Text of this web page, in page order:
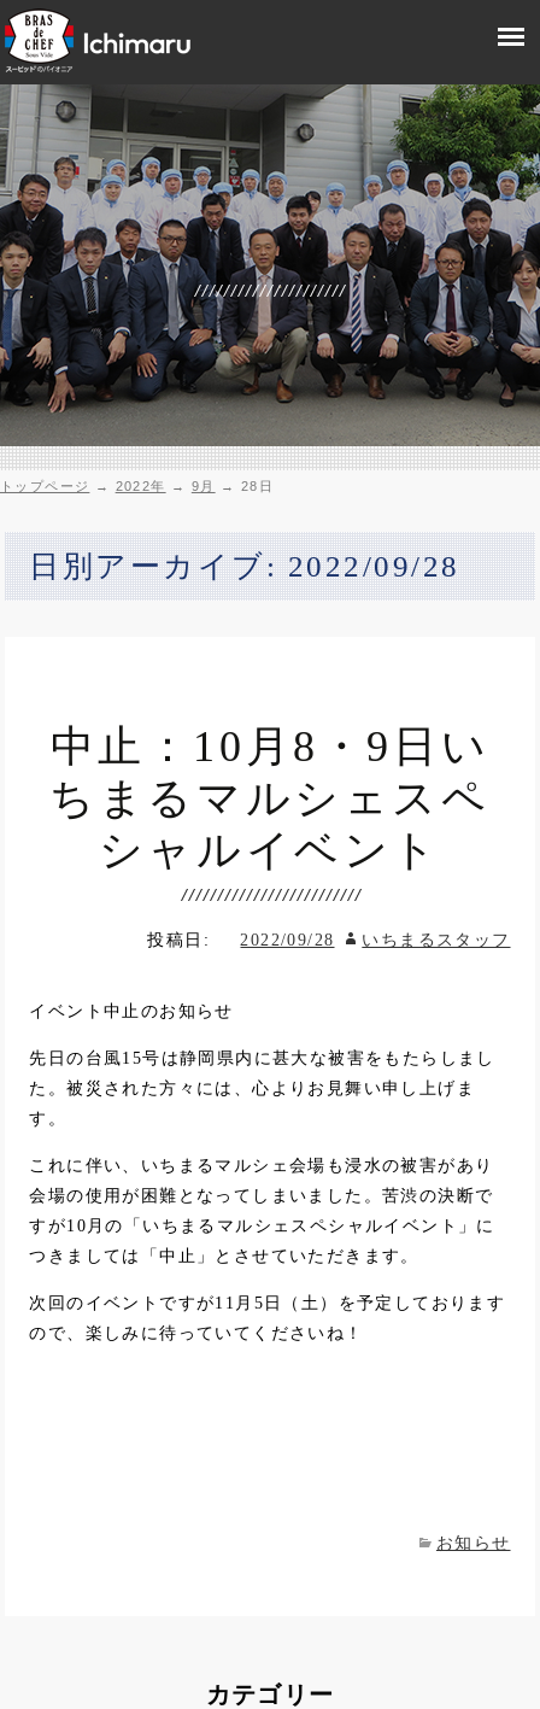
トップページ → 2022年 → 9月 → 28日
日別アーカイブ: 2022/09/28
中止：10月8・9日い
ちまるマルシェスペ
シャルイベント
投稿日: 2022/09/28 いちまるスタッフ
イベント中止のお知らせ
先日の台風15号は静岡県内に甚大な被害をもたらしまし
た。被災された方々には、心よりお見舞い申し上げま
す。
これに伴い、いちまるマルシェ会場も浸水の被害があり
会場の使用が困難となってしまいました。苦渋の決断で
すが10月の「いちまるマルシェスペシャルイベント」に
つきましては「中止」とさせていただきます。
次回のイベントですが11月5日（土）を予定しております
ので、楽しみに待っていてくださいね！
お知らせ
カテゴリー